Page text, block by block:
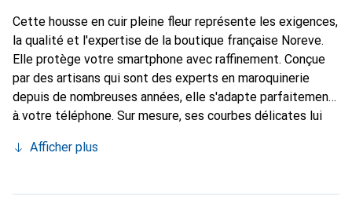
Cette housse en cuir pleine fleur représente les exigences,
la qualité et l'expertise de la boutique française Noreve.
Elle protège votre smartphone avec raffinement. Conçue
par des artisans qui sont des experts en maroquinerie
depuis de nombreuses années, elle s'adapte parfaitement
à votre téléphone. Sur mesure, ses courbes délicates lui
l'accessoire chic et indispensable de votre smartphone.
qualité, la marque Noreve est un choix sûr pour une
Afficher plus